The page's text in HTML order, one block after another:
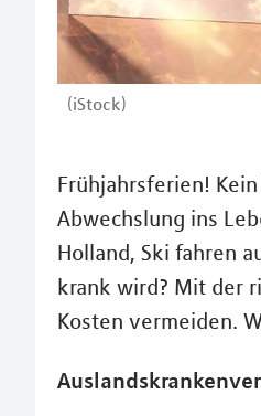
(iStock)
Frühjahrsferien!
Abwechslung ins
Holland, Ski fahren
krank wird? Mit der
Kosten vermeiden.